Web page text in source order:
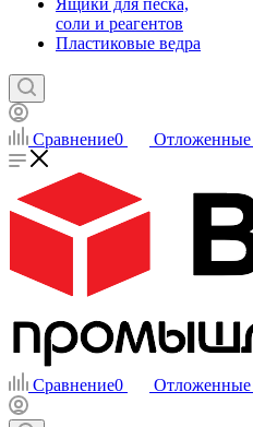
Ящики для песка,
соли и реагентов
Пластиковые ведра
Сравнение0 Отложенные
Сравнение0 Отложенные